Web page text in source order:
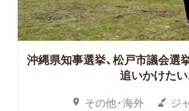
沖縄県知事選挙、松戸市議会選
追いかけたい
その他・海外 ジ